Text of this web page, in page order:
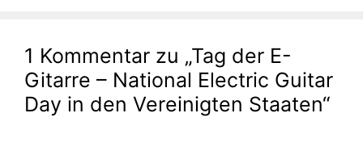
1 Kommentar zu „Tag der E-
Gitarre – National Electric Guitar
Day in den Vereinigten Staaten“